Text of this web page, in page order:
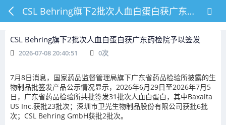
CSL Behring旗下2批次人血白蛋白获广东药检院予以签发
CSL Behring旗下2批次人血白蛋白获广东药检院予以签发
2026-07-08 20:40:51 0次
7月8日消息，国家药品监督管理局旗下广东省药品检验所披露的生
物制品批签发产品公示情况显示，2026年6月29日至2026年7月5
日，广东省药品检验所共批签发31批次人血白蛋白，其中Baxalta
US Inc.获批23批次；深圳市卫光生物制品股份有限公司获批6批
次；CSL Behring GmbH获批2批次。